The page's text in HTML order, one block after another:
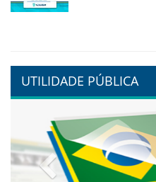
Conecta+
NOTA DE
Publicado em: 9